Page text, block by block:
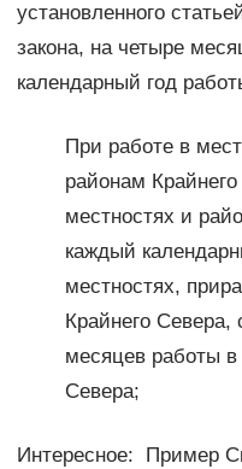
установленного
закона, на четыре
календарный год
При работе в
районам
местностях и
каждый
местностях,
Крайнего Севера,
месяцев работы в
Севера;
Интересное: Пример